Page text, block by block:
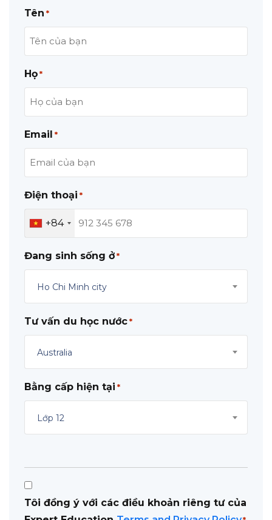
Tên *
Họ *
Email *
Điện thoại *
+84
Đang sinh sống ở *
Ho Chi Minh city
Tư vấn du học nước *
Australia
Bằng cấp hiện tại *
Lớp 12
Consent
*
Tôi đồng ý với các điều khoản riêng tư của